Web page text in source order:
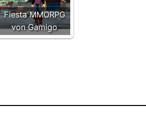
Fiesta MMORPG
von Gamigo